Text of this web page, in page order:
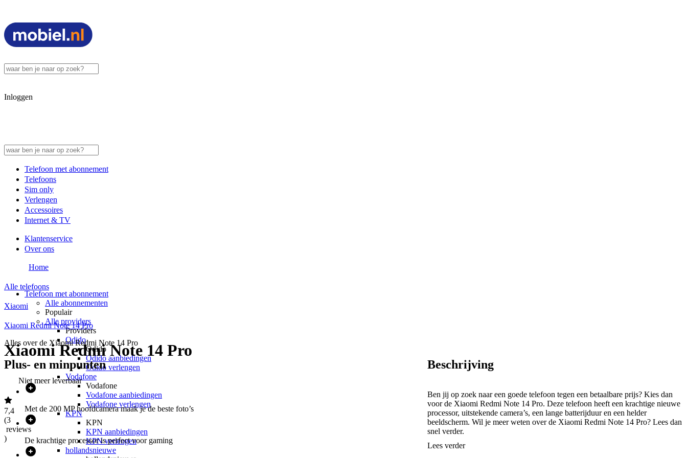
Inloggen
Telefoon met abonnement
Telefoons
Sim only
Verlengen
Accessoires
Internet & TV
Klantenservice
Over ons
Telefoon met abonnement
Alle abonnementen
Populair
Alle providers
Providers
Odido
Odido
Odido aanbiedingen
Odido verlengen
Vodafone
Vodafone
Vodafone aanbiedingen
Vodafone verlengen
KPN
KPN
KPN aanbiedingen
KPN verlengen
hollandsnieuwe
Home
Alle telefoons
Xiaomi
Xiaomi Redmi Note 14 Pro
Xiaomi Redmi Note 14 Pro
Niet meer leverbaar
7,4
(3
reviews
)
Alles over de Xiaomi Redmi Note 14 Pro
Plus- en minpunten
Met de 200 MP hoofdcamera maak je de beste foto’s
De krachtige processor is perfect voor gaming
Beschrijving
Ben jij op zoek naar een goede telefoon tegen een betaalbare prijs? Kies dan
voor de Xiaomi Redmi Note 14 Pro. Deze telefoon heeft een krachtige nieuwe
processor, uitstekende camera’s, een lange batterijduur en een helder
beeldscherm. Wil je meer weten over de Xiaomi Redmi Note 14 Pro? Lees dan
snel verder.
Lees verder